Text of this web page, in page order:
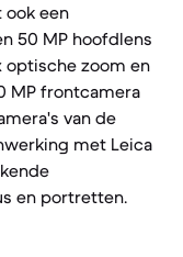
ook een
50 MP hoofdlens
optische zoom en
MP frontcamera
van de
met Leica
en portretten.